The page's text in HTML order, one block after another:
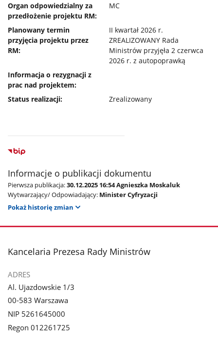
Organ odpowiedzialny za
przedłożenie projektu RM:
MC
Planowany termin
przyjęcia projektu przez
RM:
II kwartał 2026 r.
ZREALIZOWANY Rada
Ministrów przyjęła 2 czerwca
2026 r. z autopoprawką
Informacja o rezygnacji z
prac nad projektem:
Status realizacji:
Zrealizowany
Informacje o publikacji dokumentu
Pierwsza publikacja:30.12.2025 16:54 Agnieszka Moskaluk
Wytwarzający/ Odpowiadający: Minister Cyfryzacji
Pokaż historię zmian
stopka
Kancelaria Prezesa Rady Ministrów
ADRES
Al. Ujazdowskie 1/3
00-583 Warszawa
NIP 5261645000
Regon 012261725